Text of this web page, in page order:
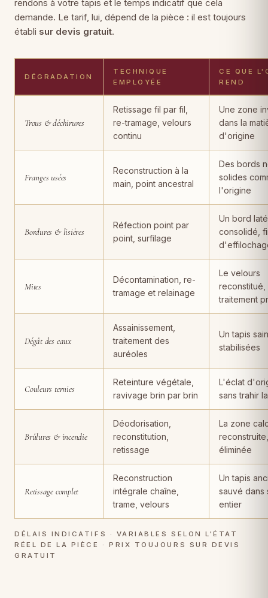
rendons à votre tapis et le temps indicatif que cela
demande. Le tarif, lui, dépend de la pièce : il est toujours
établi sur devis gratuit.
DÉGRADATION
TECHNIQUE
EMPLOYÉE
CE QUE
REND
Trous & déchirures
Retissage fil par fil,
re-tramage, velours
continu
Une zone
dans la
d'origine
Franges usées
Reconstruction à la
main, point ancestral
Des bords
solides
l'origine
Bordures & lisières
Réfection point par
point, surfilage
Un bord
consolidé,
Mites
Décontamination, re-
tramage et relainage
Le velours
reconstitué,
traitement
Dégât des eaux
Assainissement,
traitement des
auréoles
Un tapis
stabilisées
Couleurs ternies
Reteinture végétale,
ravivage brin par brin
L'éclat
sans trahir
Brûlures & incendie
Déodorisation,
reconstitution,
retissage
La zone
éliminée
Retissage complet
Reconstruction
intégrale chaîne,
trame, velours
Un tapis
sauvé dans
entier
DÉLAIS INDICATIFS · VARIABLES SELON L'ÉTAT
RÉEL DE LA PIÈCE · PRIX TOUJOURS SUR DEVIS
GRATUIT